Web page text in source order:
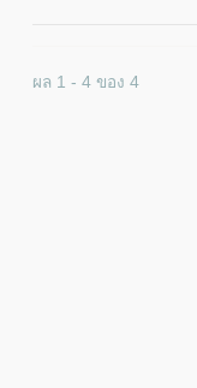
ผล 1 - 4 ของ 4